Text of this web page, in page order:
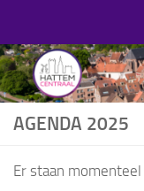
AGENDA 2025
Er staan